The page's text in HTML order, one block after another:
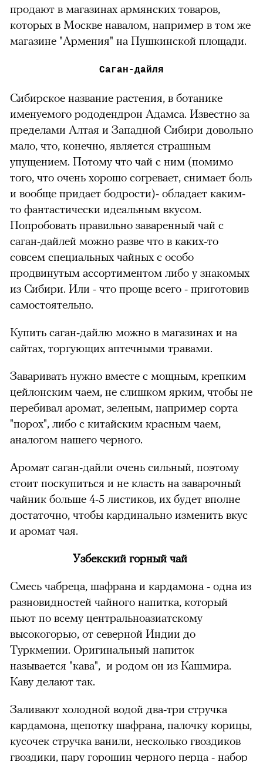
продают в магазинах армянских товаров,
которых в Москве навалом, например в том же
магазине "Армения" на Пушкинской площади.
Саган-дайля
Сибирское название растения, в ботанике
именуемого рододендрон Адамса. Известно за
пределами Алтая и Западной Сибири довольно
мало, что, конечно, является страшным
упущением. Потому что чай с ним (помимо
того, что очень хорошо согревает, снимает боль
и вообще придает бодрости)- обладает каким-
то фантастически идеальным вкусом.
Попробовать правильно заваренный чай с
саган-дайлей можно разве что в каких-то
совсем специальных чайных с особо
продвинутым ассортиментом либо у знакомых
из Сибири. Или - что проще всего - приготовив
самостоятельно.
Купить саган-дайлю можно в магазинах и на
сайтах, торгующих аптечными травами.
Заваривать нужно вместе с мощным, крепким
цейлонским чаем, не слишком ярким, чтобы не
перебивал аромат, зеленым, например сорта
"порох", либо с китайским красным чаем,
аналогом нашего черного.
Аромат саган-дайли очень сильный, поэтому
стоит поскупиться и не класть на заварочный
чайник больше 4-5 листиков, их будет вполне
достаточно, чтобы кардинально изменить вкус
и аромат чая.
Узбекский горный чай
Смесь чабреца, шафрана и кардамона - одна из
разновидностей чайного напитка, который
пьют по всему центральноазиатскому
высокогорью, от северной Индии до
Туркмении. Оригинальный напиток
называется "кава", и родом он из Кашмира.
Каву делают так.
Заливают холодной водой два-три стручка
кардамона, щепотку шафрана, палочку корицы,
кусочек стручка ванили, несколько гвоздиков
гвоздики, пару горошин черного перца - набор